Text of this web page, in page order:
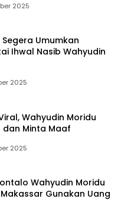
2025
Umumkan
Ihwal Nasib Wahyudin
2025
Wahyudin Moridu
dan Minta Maaf
2025
Wahyudin Moridu
Gunakan Uang